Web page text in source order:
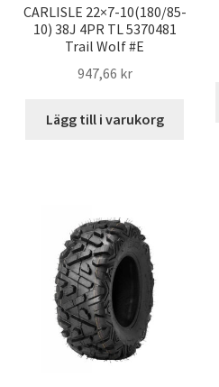
CARLISLE 22×7-10(180/85-
10) 38J 4PR TL 5370481
Trail Wolf #E
947,66 kr
Lägg till i varukorg